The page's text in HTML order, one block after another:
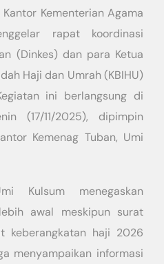
Kementerian Agama
rapat koordinasi
(Dinkes) dan para Ketua
Haji dan Umrah (KBIHU)
ini berlangsung di
(17/11/2025), dipimpin
Kemenag Tuban, Umi
Kulsum menegaskan
awal meskipun surat
keberangkatan haji 2026
menyampaikan informasi